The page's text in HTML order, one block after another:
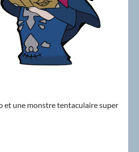
et une monstre tentaculaire super